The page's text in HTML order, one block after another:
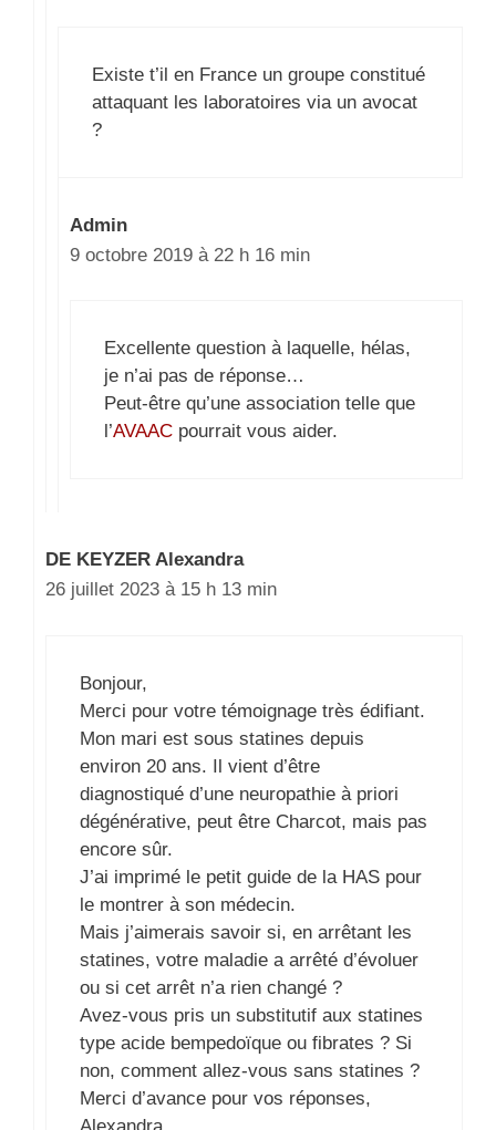
Existe t’il en France un groupe constitué
attaquant les laboratoires via un avocat
?
Admin
9 octobre 2019 à 22 h 16 min
Excellente question à laquelle, hélas,
je n’ai pas de réponse…
Peut-être qu’une association telle que
l’AVAAC pourrait vous aider.
DE KEYZER Alexandra
26 juillet 2023 à 15 h 13 min
Bonjour,
Merci pour votre témoignage très édifiant.
Mon mari est sous statines depuis
environ 20 ans. Il vient d’être
diagnostiqué d’une neuropathie à priori
dégénérative, peut être Charcot, mais pas
encore sûr.
J’ai imprimé le petit guide de la HAS pour
le montrer à son médecin.
Mais j’aimerais savoir si, en arrêtant les
statines, votre maladie a arrêté d’évoluer
ou si cet arrêt n’a rien changé ?
Avez-vous pris un substitutif aux statines
type acide bempedoïque ou fibrates ? Si
non, comment allez-vous sans statines ?
Merci d’avance pour vos réponses,
Alexandra